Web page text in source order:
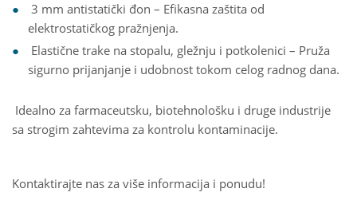
3 mm antistatički đon – Efikasna zaštita od
elektrostatičkog pražnjenja.
Elastične trake na stopalu, gležnju i potkolenici – Pruža
sigurno prijanjanje i udobnost tokom celog radnog dana.
Idealno za farmaceutsku, biotehnološku i druge industrije
sa strogim zahtevima za kontrolu kontaminacije.
Kontaktirajte nas za više informacija i ponudu!